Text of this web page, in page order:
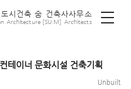
시건축 숨 건축사사무소
Architecture [SUːM] Architects
테이너 문화시설 건축기획
Unbuilt